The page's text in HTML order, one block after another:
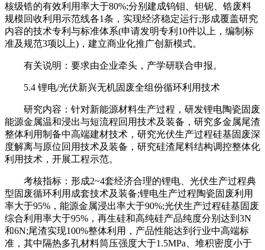
核级锆的有效利用率大于80%;分别建成钨钼、钽铌、锆废料
规模回收利用示范线各1条，实现经济稳定运行;形成覆盖研究
内容的技术专利与标准体系(申请发明专利10件以上，编制标
准及规范3项以上)，建立商业化推广创新模式。
有关说明：要求由企业牵头，产学研联合申报。
5.4 锂电/光伏新兴无机固废全组份循环利用技术
研究内容：针对新能源材料生产过程，研发锂电陶瓷固废
能源金属温和浸出与短流程回用技术及装备，研究多金属尾渣
整体利用制备中高端建材技术，研究光伏生产过程硅基固废深
度解离与原位回用技术及装备，研究硅渣尾料结构调控整体化
利用技术，开展工程示范。
考核指标：形成2~4套经济合理的锂电、光伏生产过程典
型固废循环利用成套技术及装备;锂电生产过程陶瓷固废利用
率大于95%，能源金属浸出率大于90%;光伏生产过程硅基固废
综合利用率大于95%，再生硅和高纯硅产品纯度分别达到3N
和6N;尾渣实现100%整体利用，产品性能达到行业中高端标
准，其中隔热多孔材料筒压强度大于1.5MPa、堆积密度小于